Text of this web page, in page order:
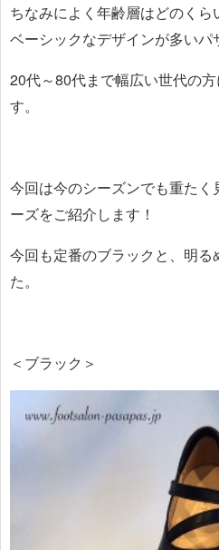
ちなみによく年齢層はどのく
ベーシックなデザインが多いパ
20代～80代まで幅広い世代の
す。
今回は今のシーズンでも重た
ーズをご紹介します！
今回も定番のブラックと、明る
た。
＜ブラック＞